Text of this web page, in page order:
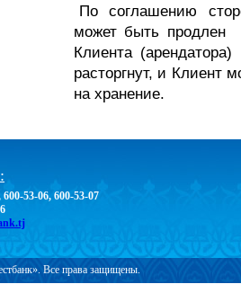
По соглашению
может быть
Клиента
расторгнут, и Клиент
на хранение.
53-06, 600-53-07
Все права защищены.